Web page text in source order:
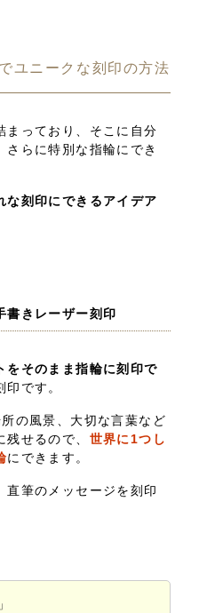
ユニークな刻印の方法
まっており、そこに自分
らに特別な指輪にでき
な刻印にできるアイデア
きレーザー刻印
をそのまま指輪に刻印で
です。
の風景、大切な言葉など
せるので、 世界に1つし
にできます。
直筆のメッセージを刻印